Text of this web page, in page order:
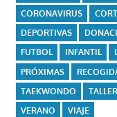
CORONAVIRUS
DEPORTIVAS
FUTBOL
INFANTIL
PRÓXIMAS
TAEKWONDO
TALLER
VERANO
VIAJE